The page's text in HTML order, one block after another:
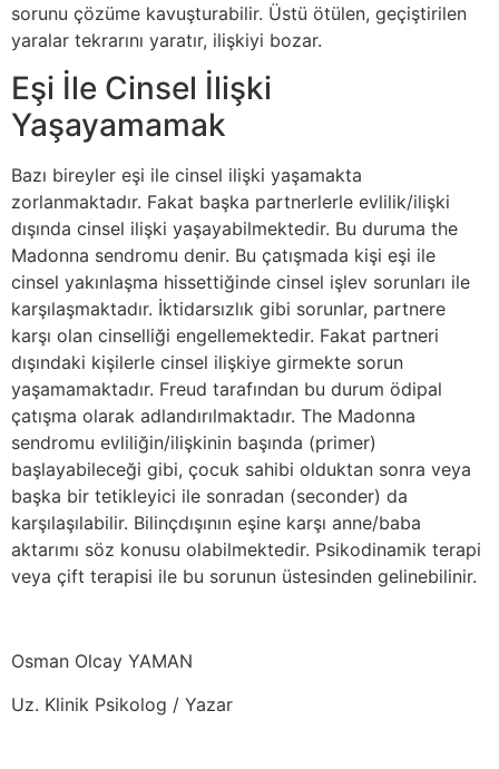
sorunu çözüme kavuşturabilir. Üstü ötülen, geçiştirilen
yaralar tekrarını yaratır, ilişkiyi bozar.
Eşi İle Cinsel İlişki
Yaşayamamak
Bazı bireyler eşi ile cinsel ilişki yaşamakta
zorlanmaktadır. Fakat başka partnerlerle evlilik/ilişki
dışında cinsel ilişki yaşayabilmektedir. Bu duruma the
Madonna sendromu denir. Bu çatışmada kişi eşi ile
cinsel yakınlaşma hissettiğinde cinsel işlev sorunları ile
karşılaşmaktadır. İktidarsızlık gibi sorunlar, partnere
karşı olan cinselliği engellemektedir. Fakat partneri
dışındaki kişilerle cinsel ilişkiye girmekte sorun
yaşamamaktadır. Freud tarafından bu durum ödipal
çatışma olarak adlandırılmaktadır. The Madonna
sendromu evliliğin/ilişkinin başında (primer)
başlayabileceği gibi, çocuk sahibi olduktan sonra veya
başka bir tetikleyici ile sonradan (seconder) da
karşılaşılabilir. Bilinçdışının eşine karşı anne/baba
aktarımı söz konusu olabilmektedir. Psikodinamik terapi
veya çift terapisi ile bu sorunun üstesinden gelinebilinir.
Osman Olcay YAMAN
Uz. Klinik Psikolog / Yazar